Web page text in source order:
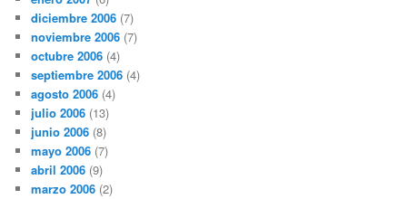
diciembre 2006 (7)
noviembre 2006 (7)
octubre 2006 (4)
septiembre 2006 (4)
agosto 2006 (4)
julio 2006 (13)
junio 2006 (8)
mayo 2006 (7)
abril 2006 (9)
marzo 2006 (2)